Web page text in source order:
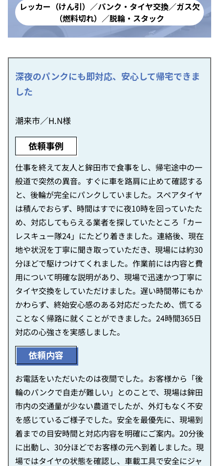
レッカー（けん引）／パンク・タイヤ交換／ガス欠
（燃料切れ）／脱輪・スタック
深夜のパンクにも即対応、安心して帰宅できま
した
潮来市／H.N様
依頼事例
仕事を終えて友人と鉾田市で食事をし、帰宅途中の一
般道で突然の異音。すぐに車を路肩に止めて確認する
と、後輪が完全にパンクしていました。スペアタイヤ
は積んでおらず、時間はすでに夜10時を回っていたた
め、対応してもらえる業者を探していたところ「カー
レスキュー隊24」にたどり着きました。連絡後、現在
地や状況を丁寧に聞き取っていただき、現場には約30
分ほどで駆けつけてくれました。作業前には内容と費
用について明確な説明があり、現場で迅速かつ丁寧に
タイヤ交換をしていただけました。遅い時間帯にもか
かわらず、終始安心感のある対応だったため、慌てる
ことなく帰路に就くことができました。24時間365日
対応の心強さを実感しました。
依頼内容
お電話をいただいたのは夜間でした。お客様から「後
輪のパンクで自走が難しい」とのことで、現場は鉾田
市内の交通量が少ない農道でしたが、外灯もなく不安
を感じているご様子でした。安全を最優先に、現場到
着までの目安時間と対応内容を明確にご案内。20分後
に出動し、30分ほどでお客様の元へ到着しました。現
場ではタイヤの状態を確認し、車載工具で安全にジャ